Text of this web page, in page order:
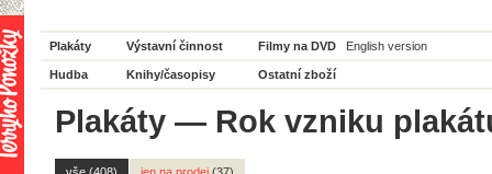
Plakáty Výstavní činnost Filmy na DVD English version
Hudba Knihy/časopisy Ostatní zboží
Plakáty — Rok vzniku